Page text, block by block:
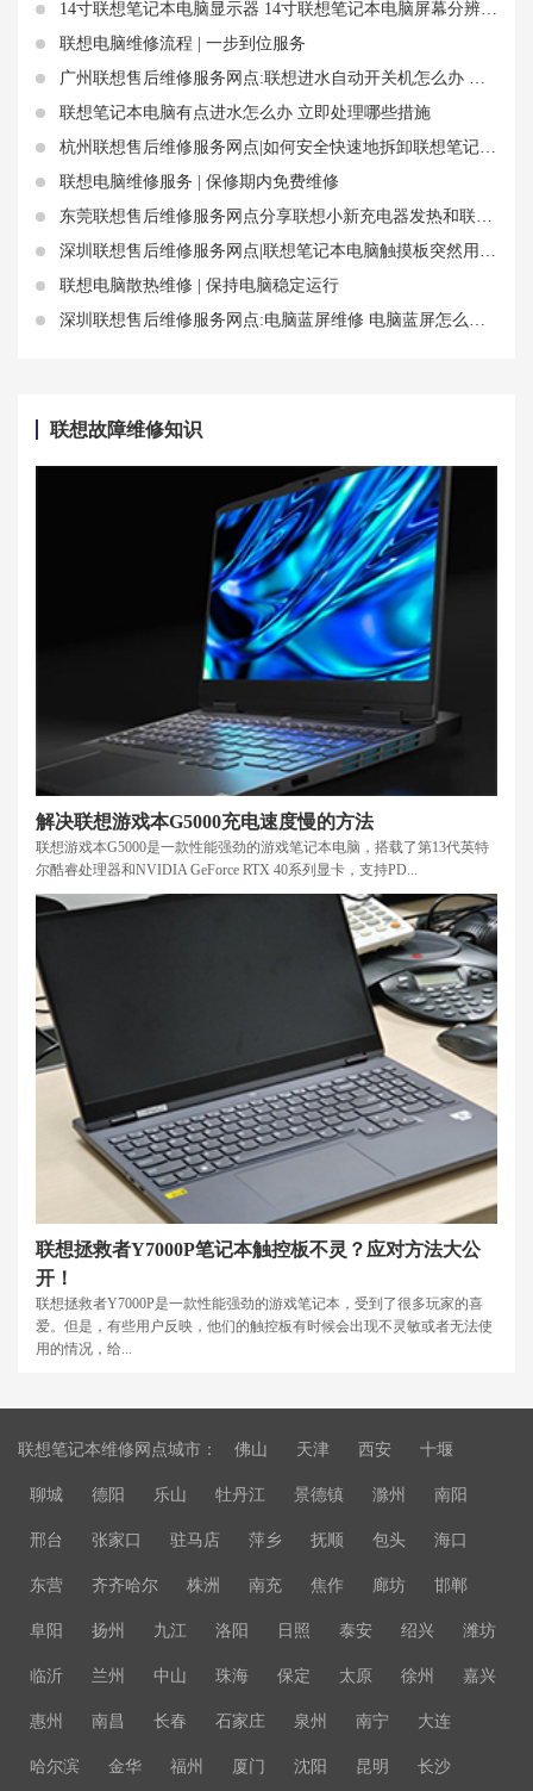
14寸联想笔记本电脑显示器 14寸联想笔记本电脑屏幕分辨率多少合适
联想电脑维修流程 | 一步到位服务
广州联想售后维修服务网点:联想进水自动开关机怎么办 联想进水维修价格
联想笔记本电脑有点进水怎么办 立即处理哪些措施
杭州联想售后维修服务网点|如何安全快速地拆卸联想笔记本电脑电池 联想笔记本电池保修期有多长
联想电脑维修服务 | 保修期内免费维修
东莞联想售后维修服务网点分享联想小新充电器发热和联想小新充电线知识
深圳联想售后维修服务网点|联想笔记本电脑触摸板突然用不了？试试这几个方法恢复正常
联想电脑散热维修 | 保持电脑稳定运行
深圳联想售后维修服务网点:电脑蓝屏维修 电脑蓝屏怎么处理联想
联想故障维修知识
解决联想游戏本G5000充电速度慢的方法
联想游戏本G5000是一款性能强劲的游戏笔记本电脑，搭载了第13代英特
尔酷睿处理器和NVIDIA GeForce RTX 40系列显卡，支持PD...
联想拯救者Y7000P笔记本触控板不灵？应对方法大公
开！
联想拯救者Y7000P是一款性能强劲的游戏笔记本，受到了很多玩家的喜
爱。但是，有些用户反映，他们的触控板有时候会出现不灵敏或者无法使
用的情况，给...
联想笔记本维修网点城市： 佛山 天津 西安 十堰
聊城 德阳 乐山 牡丹江 景德镇 滁州 南阳
邢台 张家口 驻马店 萍乡 抚顺 包头 海口
东营 齐齐哈尔 株洲 南充 焦作 廊坊 邯郸
阜阳 扬州 九江 洛阳 日照 泰安 绍兴 潍坊
临沂 兰州 中山 珠海 保定 太原 徐州 嘉兴
惠州 南昌 长春 石家庄 泉州 南宁 大连
哈尔滨 金华 福州 厦门 沈阳 昆明 长沙